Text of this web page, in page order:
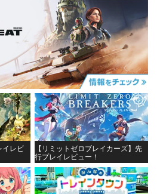
イレビ
【リミットゼロブレイカーズ】先
行プレイレビュー！